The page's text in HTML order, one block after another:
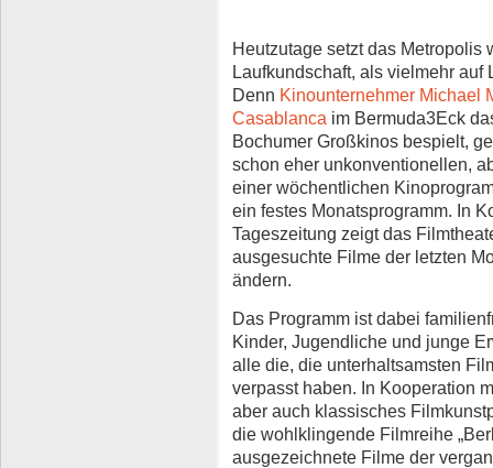
Heutzutage setzt das Metropolis
Laufkundschaft, als vielmehr
Denn Kinounternehmer Michael
Casablanca im Bermuda3Eck
Bochumer Großkinos bespielt,
schon eher unkonventionellen,
einer wöchentlichen
ein festes Monatsprogramm. In
Tageszeitung zeigt das
ausgesuchte Filme der letzten
ändern.
Das Programm ist dabei
Kinder, Jugendliche und junge
alle die, die unterhaltsamsten
verpasst haben. In Kooperation
aber auch klassisches
die wohlklingende Filmreihe
ausgezeichnete Filme der